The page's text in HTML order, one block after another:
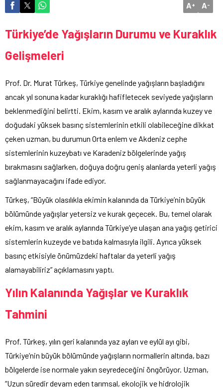
A+ A-
Türkiye’de Yağışların Durumu ve Kuraklık
Gelişmeleri
Prof. Dr. Murat Türkeş, Türkiye genelinde yağışların başladığını
ancak yıl sonuna kadar kuraklığı hafifletecek seviyede yağışların
beklenmediğini belirtti. Ekim, kasım ve aralık aylarında kuzey ve
doğudaki yüksek basınç sistemlerinin etkili olabileceğine dikkat
çeken uzman, bu durumun Orta enlem ve Akdeniz cephe
sistemlerinin kuzeybatı ve Karadeniz bölgelerinde yağış
bırakmasını sağlarken, doğuya doğru geniş alanlarda yeterli yağış
sağlanmayacağını ifade ediyor.
Türkeş, “Büyük olasılıkla ekimin kalanında da Türkiye’nin büyük
bölümünde yağışlar yetersiz ve kurak geçecek. Bu, temel olarak
ekim, kasım ve aralık aylarında Türkiye’ye ulaşan ana yağış getirici
sistemlerin kuzeyde ve batıda kalmasıyla ilgili. Ayrıca yüksek
basınç etkisiyle önümüzdeki haftalar da yeterli yağış
alamayabiliriz” açıklamasını yaptı.
Yılın Kalanında Yağışlar ve Kuraklık
Tahmini
Prof. Türkeş, yılın geri kalanında yaz ayları ve eylül ayı gibi,
Türkiye’nin büyük bölümünde yağışların normallerin altında, bazı
bölgelerde ise normale yakın seyredeceğini öngörüyor. Uzman,
“Uzun süredir devam eden tarımsal, ekolojik ve hidrolojik